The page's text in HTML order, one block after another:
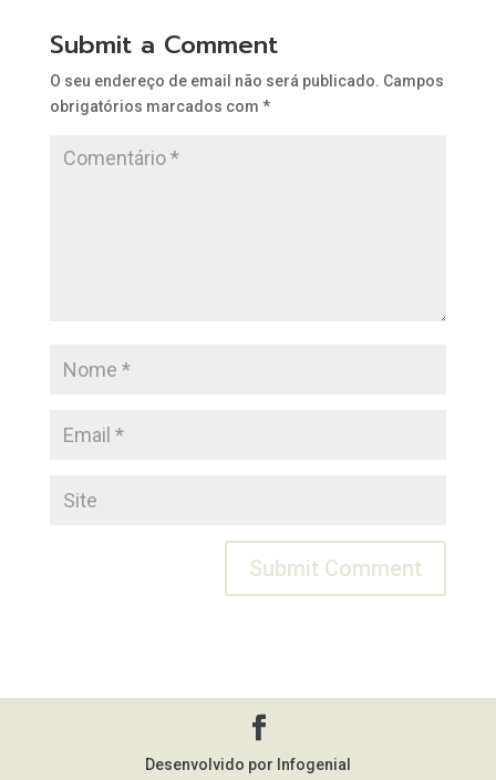
Submit a Comment
O seu endereço de email não será publicado. Campos
obrigatórios marcados com *
Desenvolvido por Infogenial